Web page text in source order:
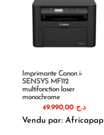
Imprimante Canon i-
SENSYS MF112
multifonction laser
monochrome
د.ج
Vendu par: Africapap